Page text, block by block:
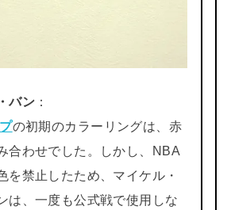
バン ：
の初期のカラーリングは、赤
合わせでした。しかし、NBA
を禁止したため、マイケル・
は、一度も公式戦で使用しな